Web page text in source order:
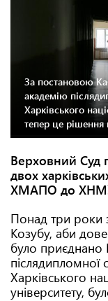
За постановою
академію
Харківського
тепер це рішення
Верховний Суд
двох
ХМАПО до
Понад три роки
Козубу, аби
було
Харківського
університету,